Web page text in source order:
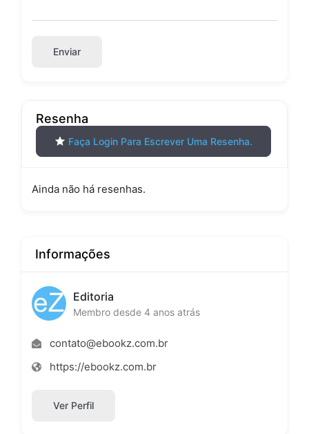
Enviar
Resenha
Faça Login Para Escrever Uma Resenha.
Ainda não há resenhas.
Informações
Editoria
Membro desde 4 anos atrás
contato@ebookz.com.br
https://ebookz.com.br
Ver Perfil